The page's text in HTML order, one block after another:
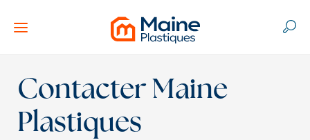
ContacterMaine
Plastiques